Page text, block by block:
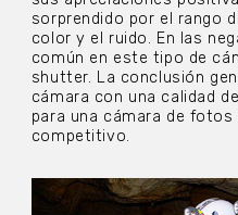
sorprendido por el rango
color y el ruido. En las
común en este tipo de
shutter. La conclusión
cámara con una calidad
para una cámara de
competitivo.